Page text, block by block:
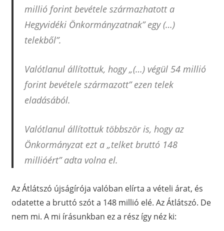
millió forint bevétele származhatott a
Hegyvidéki Önkormányzatnak” egy (…)
telekből”.
Valótlanul állítottuk, hogy „(…) végül 54 millió
forint bevétele származott” ezen telek
eladásából.
Valótlanul állítottuk többször is, hogy az
Önkormányzat ezt a „telket bruttó 148
millióért” adta volna el.
Az Átlátszó újságírója valóban elírta a vételi árat, és
odatette a bruttó szót a 148 millió elé. Az Átlátszó. De
nem mi. A mi írásunkban ez a rész így néz ki: